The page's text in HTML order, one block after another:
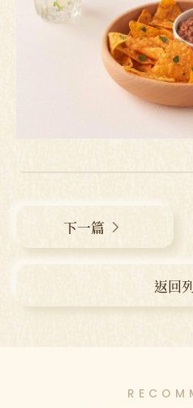
返回
下一篇